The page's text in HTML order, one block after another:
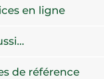
en ligne
de référence